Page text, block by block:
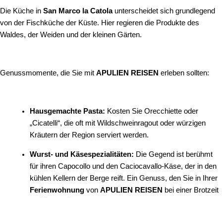
Die Küche in San Marco la Catolaunterscheidet sich grundlegend
von der Fischküche der Küste. Hier regieren die Produkte des
Waldes, der Weiden und der kleinen Gärten.
Genussmomente, die Sie mit APULIEN REISEN erleben sollten:
Hausgemachte Pasta: Kosten Sie Orecchiette oder
„Cicatelli“, die oft mit Wildschweinragout oder würzigen
Kräutern der Region serviert werden.
Wurst- und Käsespezialitäten: Die Gegend ist berühmt
für ihren Capocollo und den Caciocavallo-Käse, der in den
kühlen Kellern der Berge reift. Ein Genuss, den Sie in Ihrer
Ferienwohnung von APULIEN REISEN bei einer Brotzeit